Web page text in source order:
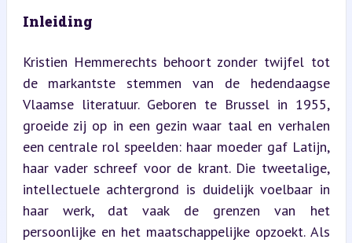
Inleiding
Kristien Hemmerechts behoort zonder twijfel tot
de markantste stemmen van de hedendaagse
Vlaamse literatuur. Geboren te Brussel in 1955,
groeide zij op in een gezin waar taal en verhalen
een centrale rol speelden: haar moeder gaf Latijn,
haar vader schreef voor de krant. Die tweetalige,
intellectuele achtergrond is duidelijk voelbaar in
haar werk, dat vaak de grenzen van het
persoonlijke en het maatschappelijke opzoekt. Als